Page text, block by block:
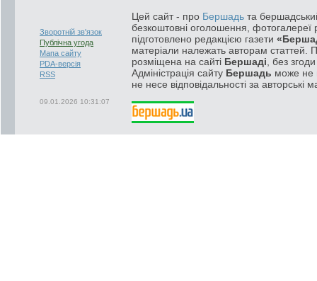
Зворотній зв'язок
Публічна угода
Мапа сайту
PDA-версія
RSS
09.01.2026 10:31:07
Цей сайт - про Бершадь та
безкоштовні оголошення, фотогалереї
підготовлено редакцією газети
матеріали належать авторам статтей.
розміщена на сайті Бершаді , без
Адміністрація сайту Бершадь може не
не несе відповідальності за авторські